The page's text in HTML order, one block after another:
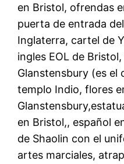
en Bristol, ofrendas
puerta de entrada
Inglaterra, cartel de
ingles EOL de
Glanstensbury (es el
templo Indio, flores
en Bristol,, español
de Shaolin con el
artes marciales,